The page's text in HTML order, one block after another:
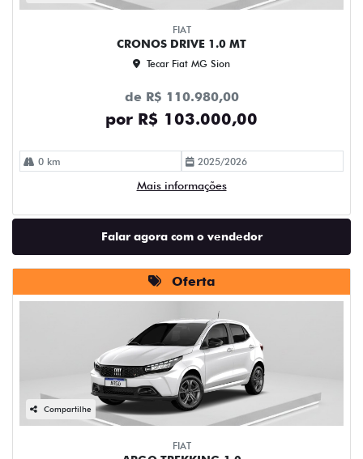
FIAT
CRONOS DRIVE 1.0 MT
Tecar Fiat MG Sion
de R$ 110.980,00
por R$ 103.000,00
0 km 2025/2026
Mais informações
Falar agora com o vendedor
Oferta
Compartilhe
FIAT